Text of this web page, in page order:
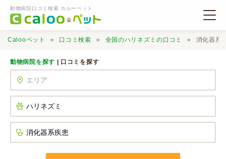
動物病院口コミ検索 カルーペット
口コミ検索
Calooペット 口コミ検索 全国のハリネズミの口コミ 消化器系
動物病院を探す | 口コミを探す